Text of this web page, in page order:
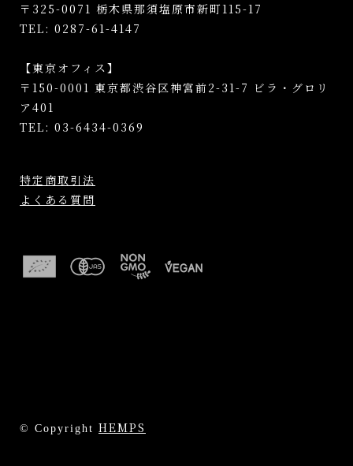
〒325-0071 栃木県那須塩原市新町115-17
TEL: 0287-61-4147
【東京オフィス】
〒150-0001 東京都渋谷区神宮前2-31-7 ビラ・グロリ
ア401
TEL: 03-6434-0369
特定商取引法
よくある質問
© Copyright HEMPS